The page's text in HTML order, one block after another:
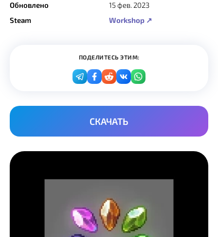
Обновлено
15 фев. 2023
Steam
Workshop ↗
ПОДЕЛИТЕСЬ ЭТИМ:
СКАЧАТЬ